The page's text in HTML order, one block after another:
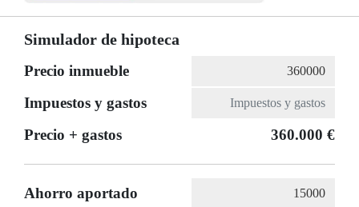
Simulador de hipoteca
Precio inmueble
Impuestos y gastos
Precio + gastos
360.000 €
Ahorro aportado